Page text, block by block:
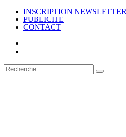
INSCRIPTION NEWSLETTER
PUBLICITE
CONTACT